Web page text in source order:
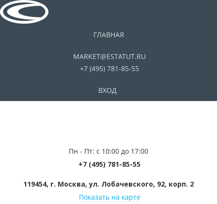
ГЛАВНАЯ
MARKET@ESTATUT.RU
+7 (495) 781-85-55
ВХОД
Пн - Пт: с 10:00 до 17:00
+7 (495) 781-85-55
119454, г. Москва, ул. Лобачевского, 92, корп. 2
Показать на карте